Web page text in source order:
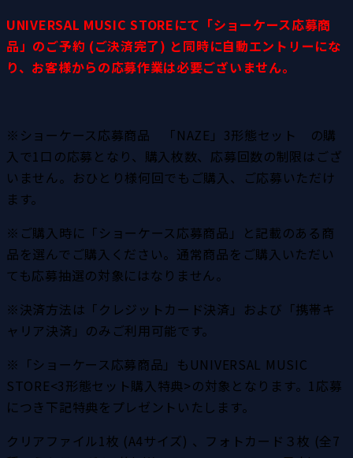
UNIVERSAL MUSIC STOREにて「ショーケース応募商
品」のご予約 (ご決済完了) と同時に自動エントリーにな
り、お客様からの応募作業は必要ございません。
※ショーケース応募商品　「NAZE」3形態セット　の購
入で1口の応募となり、購入枚数、応募回数の制限はござ
いません。おひとり様何回でもご購入、ご応募いただけ
ます。
※ご購入時に「ショーケース応募商品」と記載のある商
品を選んでご購入ください。通常商品をご購入いただい
ても応募抽選の対象にはなりません。
※決済方法は「クレジットカード決済」および「携帯キ
ャリア決済」のみご利用可能です。
※「ショーケース応募商品」もUNIVERSAL MUSIC
STORE<3形態セット購入特典>の対象となります。1応募
につき下記特典をプレゼントいたします。
クリアファイル1枚 (A4サイズ) 、フォトカード３枚 (全7